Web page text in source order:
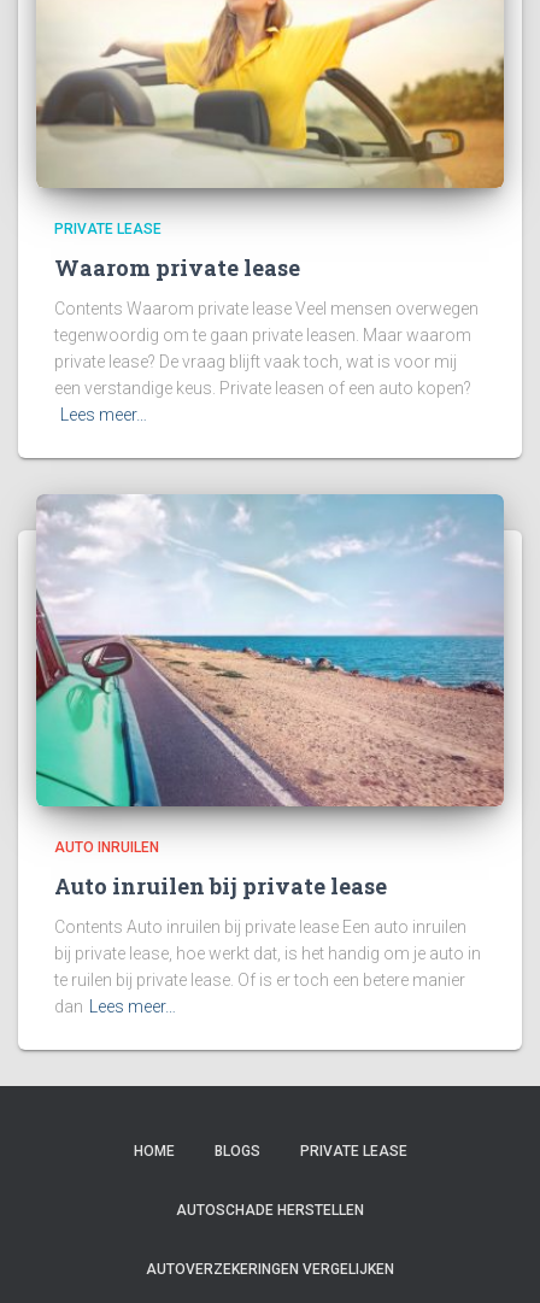
PRIVATE LEASE
Waarom private lease
Contents Waarom private lease Veel mensen overwegen
tegenwoordig om te gaan private leasen. Maar waarom
private lease? De vraag blijft vaak toch, wat is voor mij
een verstandige keus. Private leasen of een auto kopen?
Lees meer…
AUTO INRUILEN
Auto inruilen bij private lease
Contents Auto inruilen bij private lease Een auto inruilen
bij private lease, hoe werkt dat, is het handig om je auto in
te ruilen bij private lease. Of is er toch een betere manier
dan
Lees meer…
HOME BLOGS PRIVATE LEASE
AUTOSCHADE HERSTELLEN
AUTOVERZEKERINGEN VERGELIJKEN